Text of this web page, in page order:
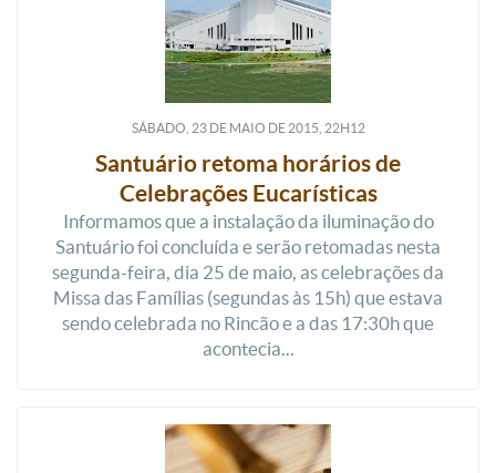
SÁBADO, 23DEMAIO DE2015, 22H12
Santuário retoma horários de
Celebrações Eucarísticas
Informamos que a instalação da iluminação do
Santuário foi concluída e serão retomadas nesta
segunda-feira, dia 25 de maio, as celebrações da
Missa das Famílias (segundas às 15h) que estava
sendo celebrada no Rincão e a das 17:30h que
acontecia...